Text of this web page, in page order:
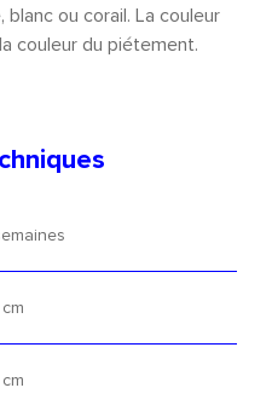
ou corail. La couleur
couleur du piétement.